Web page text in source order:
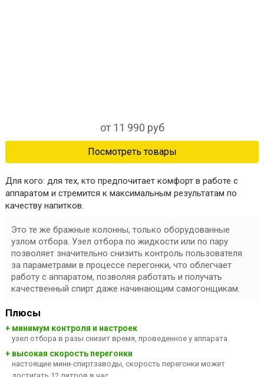
от 11 990 руб
Посмотреть товары
Для кого: для тех, кто предпочитает комфорт в работе с
аппаратом и стремится к максимальным результатам по
качеству напитков.
Это те же бражные колонны, только оборудованные
узлом отбора. Узел отбора по жидкости или по пару
позволяет значительно снизить контроль пользователя
за параметрами в процессе перегонки, что облегчает
работу с аппаратом, позволяя работать и получать
качественный спирт даже начинающим самогонщикам.
Плюсы
+ минимум контроля и настроек
узел отбора в разы снизит время, проведенное у аппарата
+ высокая скорость перегонки
настоящие мини-спиртзаводы, скорость перегонки может